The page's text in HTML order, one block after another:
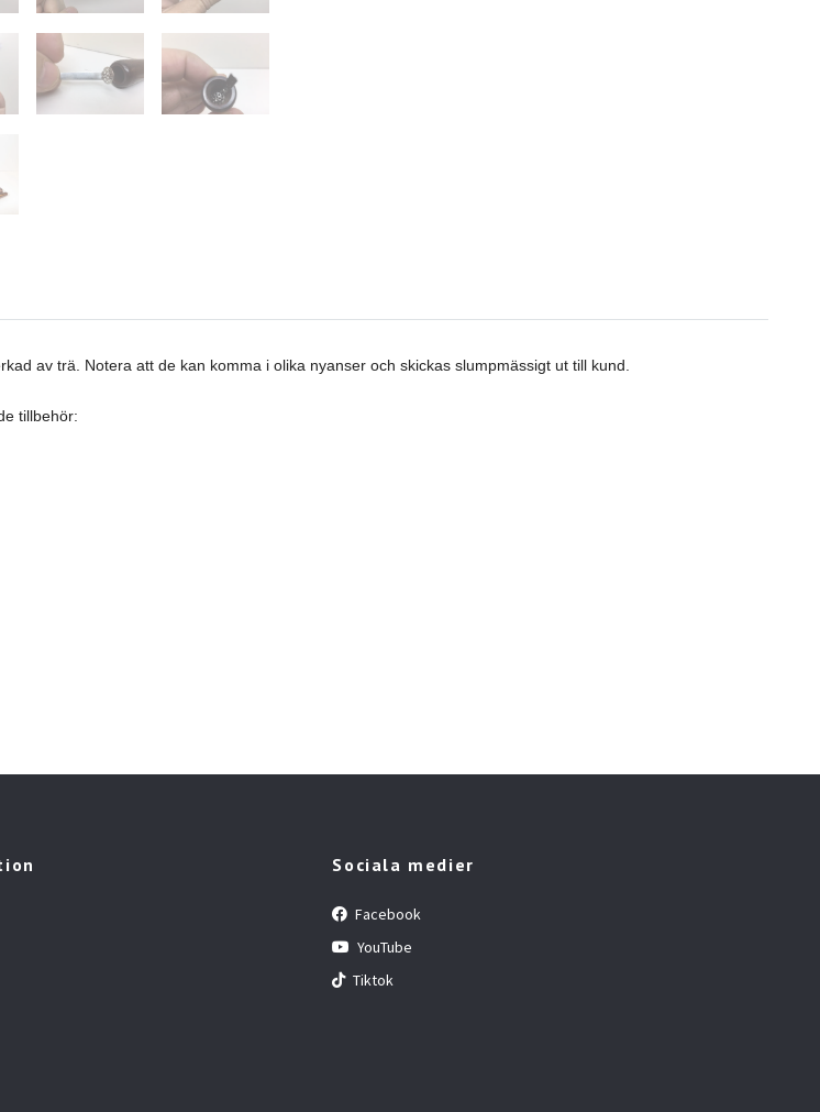
av trä. Notera att de kan komma i olika nyanser och skickas slumpmässigt ut till kund.
tillbehör:
Sociala medier
Facebook
YouTube
Tiktok